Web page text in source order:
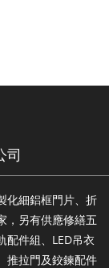
司
化細鋁框門片、折
，另有供應修繕五
配件組、LED吊衣
推拉門及鉸鍊配件